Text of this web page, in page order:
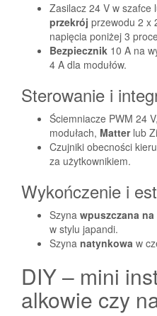
Zasilacz 24 V w szafce
przekrój przewodu 2 x
napięcia poniżej 3
Bezpiecznik 10 A na
4 A dla modułów.
Sterowanie i
Ściemniacze PWM 24
modułach, Matterlub
Czujniki obecności
za użytkownikiem.
Wykończenie i
Szyna wpuszczana
w stylu japandi.
Szyna natynkowa w
DIY – mini
alkowie czy